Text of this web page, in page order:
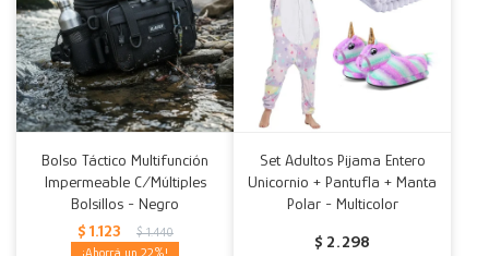
Bolso Táctico Multifunción
Impermeable C/Múltiples
Bolsillos - Negro
$ 1.123 $ 1.440
22
Set Adultos Pijama Entero
Unicornio + Pantufla + Manta
Polar - Multicolor
$ 2.298